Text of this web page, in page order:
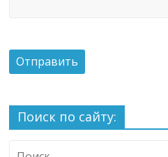
Поиск по сайту: